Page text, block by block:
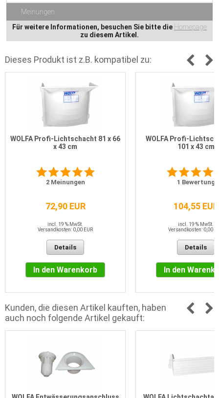
Meinungen
Für weitere Informationen, besuchen Sie bitte die Homepage
zu diesem Artikel.
Dieses Produkt ist z.B. kompatibel zu:
WOLFA Profi-Lichtschacht 81 x 66
x 43 cm
2Meinungen
72,90 EUR
incl. 19 % MwSt.
Versandkosten: 0,00 EUR
Details
In den Warenkorb
WOLFA Profi-
101 x 43 cm
1 Bewertung
104,55 EUR
incl. 19 % MwSt.
Versandkosten: 0,00
Details
In den
Kunden, die diesen Artikel kauften, haben
auch noch folgende Artikel gekauft: